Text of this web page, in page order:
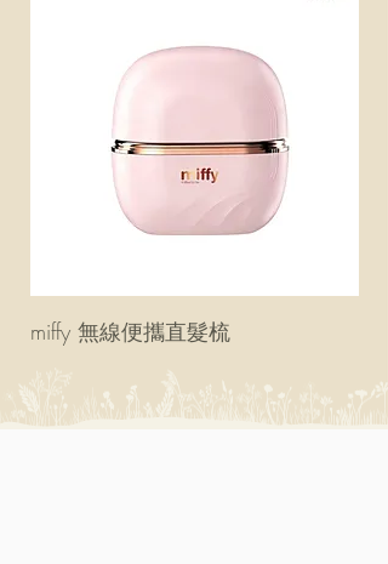
miffy 無線便攜直髮梳